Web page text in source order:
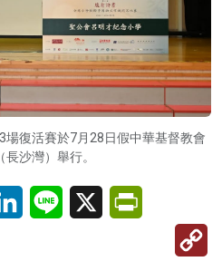
復活賽於7月28日假中華基督教會
沙灣）舉行。
LinkedInLine X